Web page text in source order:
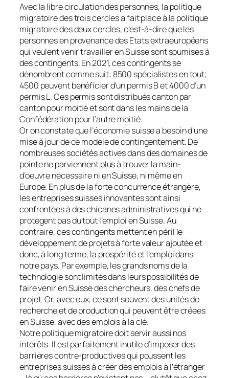
Avec la libre circulation des personnes, la politique
migratoire des trois cercles a fait place à la politique
migratoire des deux cercles, c’est-à-dire que les
personnes en provenance des Etats extraeuropéens
qui veulent venir travailler en Suisse sont soumises à
des contingents. En 2021, ces contingents se
dénombrent comme suit: 8500 spécialistes en tout;
4500 peuvent bénéficier d’un permis B et 4000 d’un
permis L. Ces permis sont distribués canton par
canton pour moitié et sont dans les mains de la
Confédération pour l’autre moitié.
Or on constate que l’économie suisse a besoin d’une
mise à jour de ce modèle de contingentement. De
nombreuses sociétés actives dans des domaines de
pointe ne parviennent plus à trouver la main-
d’oeuvre nécessaire ni en Suisse, ni même en
Europe. En plus de la forte concurrence étrangère,
les entreprises suisses innovantes sont ainsi
confrontées à des chicanes administratives qui ne
protègent pas du tout l’emploi en Suisse. Au
contraire, ces contingents mettent en péril le
développement de projets à forte valeur ajoutée et
donc, à long terme, la prospérité et l’emploi dans
notre pays. Par exemple, les grands noms de la
technologie sont limités dans leurs possibilités de
faire venir en Suisse des chercheurs, des chefs de
projet. Or, avec eux, ce sont souvent des unités de
recherche et de production qui peuvent être créées
en Suisse, avec des emplois à la clé.
Notre politique migratoire doit servir aussi nos
intérêts. Il est parfaitement inutile d’imposer des
barrières contre-productives qui poussent les
entreprises suisses à créer des emplois à l’étranger